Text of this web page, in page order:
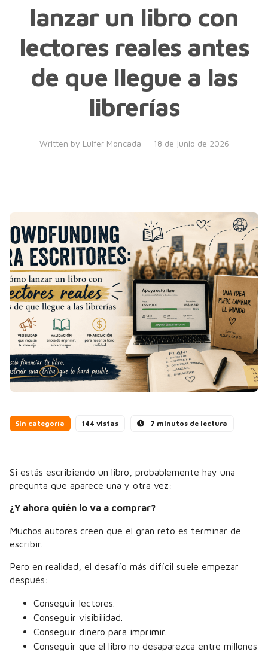
lanzar un libro con
lectores reales antes
de que llegue a las
librerías
Written by Luifer Moncada — 18 de junio de 2026
Sin categoría 144 vistas 7 minutos de lectura
Si estás escribiendo un libro, probablemente hay una
pregunta que aparece una y otra vez:
¿Y ahora quién lo va a comprar?
Muchos autores creen que el gran reto es terminar de
escribir.
Pero en realidad, el desafío más difícil suele empezar
después:
Conseguir lectores.
Conseguir visibilidad.
Conseguir dinero para imprimir.
Conseguir que el libro no desaparezca entre millones